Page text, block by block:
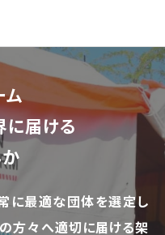
ム
に届ける
に最適な団体を選定し
方々へ適切に届ける架